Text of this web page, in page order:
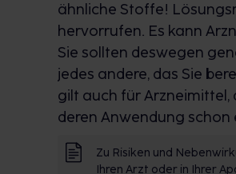
Minoxidil BIO-H-TIN®
Der wissenschaftlich
unterstützt so die Blut-
wird gestärkt und das
verbessert sich und der
aufhalten. Die
ähnliche Stoffe!
hervorrufen. Es kann
Sie sollten deswegen
jedes andere, das Sie
gilt auch für Arzneimittel,
deren Anwendung
Zu Risiken und
Ihren Arzt oder in Ihrer